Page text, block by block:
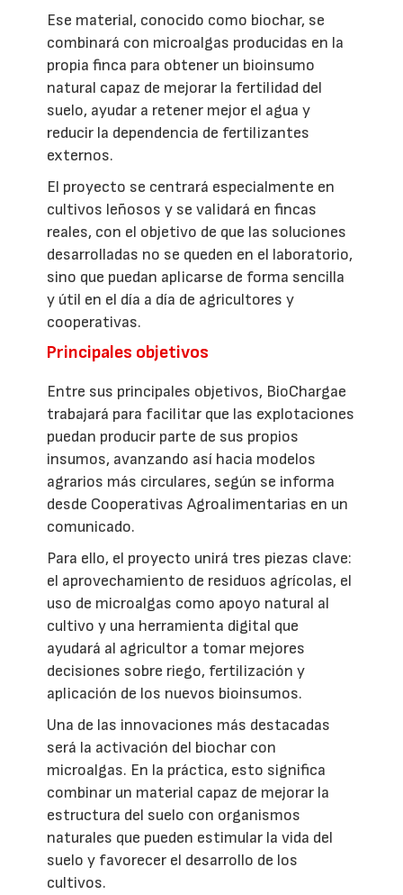
Ese material, conocido como biochar, se
combinará con microalgas producidas en la
propia finca para obtener un bioinsumo
natural capaz de mejorar la fertilidad del
suelo, ayudar a retener mejor el agua y
reducir la dependencia de fertilizantes
externos.
El proyecto se centrará especialmente en
cultivos leñosos y se validará en fincas
reales, con el objetivo de que las soluciones
desarrolladas no se queden en el laboratorio,
sino que puedan aplicarse de forma sencilla
y útil en el día a día de agricultores y
cooperativas.
Principales objetivos
Entre sus principales objetivos, BioChargae
trabajará para facilitar que las explotaciones
puedan producir parte de sus propios
insumos, avanzando así hacia modelos
agrarios más circulares, según se informa
desde Cooperativas Agroalimentarias en un
comunicado.
Para ello, el proyecto unirá tres piezas clave:
el aprovechamiento de residuos agrícolas, el
uso de microalgas como apoyo natural al
cultivo y una herramienta digital que
ayudará al agricultor a tomar mejores
decisiones sobre riego, fertilización y
aplicación de los nuevos bioinsumos.
Una de las innovaciones más destacadas
será la activación del biochar con
microalgas. En la práctica, esto significa
combinar un material capaz de mejorar la
estructura del suelo con organismos
naturales que pueden estimular la vida del
suelo y favorecer el desarrollo de los
cultivos.